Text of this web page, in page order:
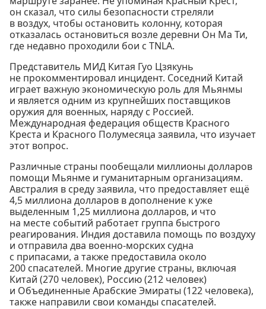
он сказал, что силы безопасности стреляли
в воздух, чтобы остановить колонну, которая
отказалась остановиться возле деревни Он Ма Ти,
где недавно проходили бои с TNLA.
Представитель МИД Китая Гуо Цзякунь
не прокомментировал инцидент. Соседний Китай
играет важную экономическую роль для Мьянмы
и является одним из крупнейших поставщиков
оружия для военных, наряду с Россией.
Международная федерация обществ Красного
Креста и Красного Полумесяца заявила, что изучает
этот вопрос.
Различные страны пообещали миллионы долларов
помощи Мьянме и гуманитарным организациям.
Австралия в среду заявила, что предоставляет ещё
4,5 миллиона долларов в дополнение к уже
выделенным 1,25 миллиона долларов, и что
на месте событий работает группа быстрого
реагирования. Индия доставила помощь по воздуху
и отправила два военно-морских судна
с припасами, а также предоставила около
200 спасателей. Многие другие страны, включая
Китай (270 человек), Россию (212 человек)
и Объединенные Арабские Эмираты (122 человека),
также направили свои команды спасателей.